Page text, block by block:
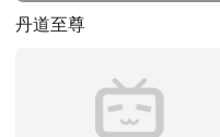
丹道至尊